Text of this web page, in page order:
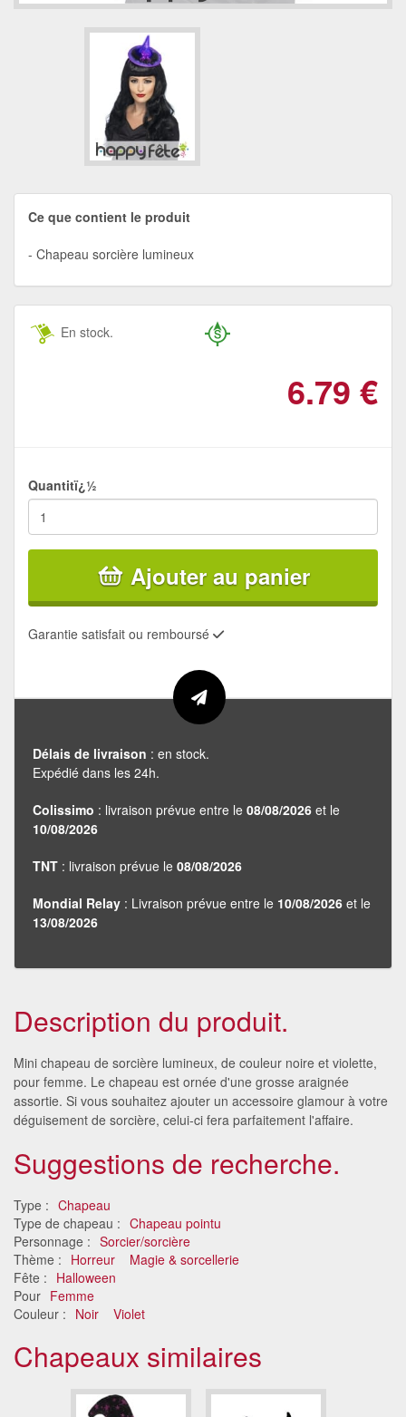
Ce que contient le produit
Chapeau sorcière lumineux
En stock.
6.79 €
Quantitï¿½
Ajouter au panier
Garantie satisfait ou remboursé
Délais de livraison : en stock.
Expédié dans les 24h.
Colissimo : livraison prévue entre le 08/08/2026 et le
10/08/2026
TNT : livraison prévue le 08/08/2026
Mondial Relay : Livraison prévue entre le 10/08/2026 et le
13/08/2026
Description du produit.
Mini chapeau de sorcière lumineux, de couleur noire et violette,
pour femme. Le chapeau est ornée d'une grosse araignée
assortie. Si vous souhaitez ajouter un accessoire glamour à votre
déguisement de sorcière, celui-ci fera parfaitement l'affaire.
Suggestions de recherche.
Type : Chapeau
Type de chapeau : Chapeau pointu
Personnage : Sorcier/sorcière
Thème : Horreur
Magie & sorcellerie
Fête : Halloween
Pour Femme
Couleur : Noir Violet
Chapeaux similaires